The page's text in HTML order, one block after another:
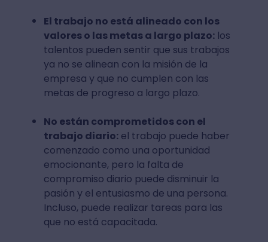
El trabajo no está alineado con los
valores o las metas a largo plazo:los
talentos pueden sentir que sus trabajos
ya no se alinean con la misión de la
empresa y que no cumplen con las
metas de progreso a largo plazo.
No están comprometidos con el
trabajo diario:el trabajo puede haber
comenzado como una oportunidad
emocionante, pero la falta de
compromiso diario puede disminuir la
pasión y el entusiasmo de una persona.
Incluso, puede realizar tareas para las
que no está capacitada.